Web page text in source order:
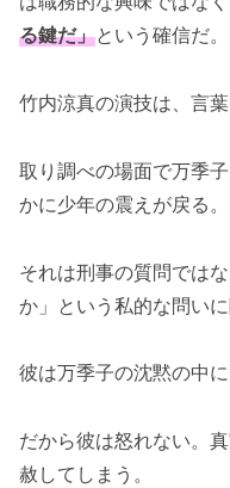
る鍵だ」という確信だ。
竹内涼真の演技は、言葉
取り調べの場面で万季
かに少年の震えが戻る。
それは刑事の質問では
か」という私的な問いに
彼は万季子の沈黙の中
だから彼は怒れない。
赦してしまう。